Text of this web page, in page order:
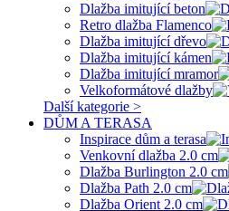
Dlažba imitující beton
Retro dlažba Flamenco
Dlažba imitující dřevo
Dlažba imitující kámen
Dlažba imitující mramor
Velkoformátové dlažby
Další kategorie >
DŮM A TERASA
Inspirace dům a terasa
Venkovní dlažba 2.0 cm
Dlažba Burlington 2.0 cm
Dlažba Path 2.0 cm
Dlažba Orient 2.0 cm